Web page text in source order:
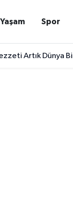
Yaşam Spor
Taziye Evi